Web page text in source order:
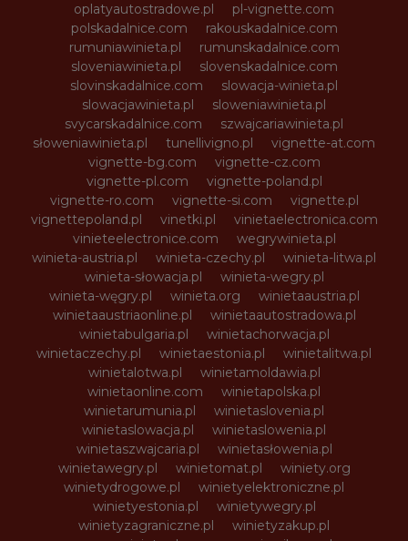
oplatyautostradowe.pl
pl-vignette.com
polskadalnice.com
rakouskadalnice.com
rumuniawinieta.pl
rumunskadalnice.com
sloveniawinieta.pl
slovenskadalnice.com
slovinskadalnice.com
slowacja-winieta.pl
slowacjawinieta.pl
sloweniawinieta.pl
svycarskadalnice.com
szwajcariawinieta.pl
słoweniawinieta.pl
tunellivigno.pl
vignette-at.com
vignette-bg.com
vignette-cz.com
vignette-pl.com
vignette-poland.pl
vignette-ro.com
vignette-si.com
vignette.pl
vignettepoland.pl
vinetki.pl
vinietaelectronica.com
vinieteelectronice.com
wegrywinieta.pl
winieta-austria.pl
winieta-czechy.pl
winieta-litwa.pl
winieta-słowacja.pl
winieta-wegry.pl
winieta-węgry.pl
winieta.org
winietaaustria.pl
winietaaustriaonline.pl
winietaautostradowa.pl
winietabulgaria.pl
winietachorwacja.pl
winietaczechy.pl
winietaestonia.pl
winietalitwa.pl
winietalotwa.pl
winietamoldawia.pl
winietaonline.com
winietapolska.pl
winietarumunia.pl
winietaslovenia.pl
winietaslowacja.pl
winietaslowenia.pl
winietaszwajcaria.pl
winietasłowenia.pl
winietawegry.pl
winietomat.pl
winiety.org
winietydrogowe.pl
winietyelektroniczne.pl
winietyestonia.pl
winietywegry.pl
winietyzagraniczne.pl
winietyzakup.pl